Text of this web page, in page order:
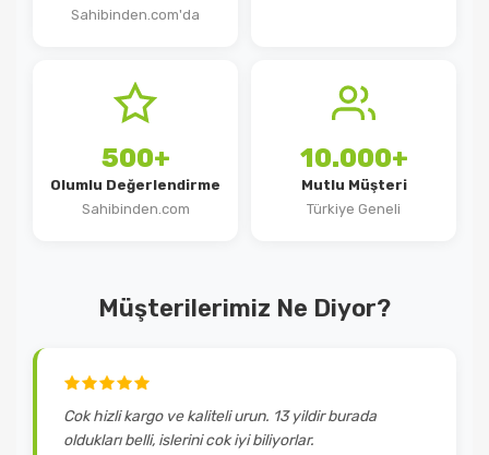
Sahibinden.com'da
500+
Olumlu Değerlendirme
Sahibinden.com
10.000+
Mutlu Müşteri
Türkiye Geneli
Müşterilerimiz Ne Diyor?
Cok hizli kargo ve kaliteli urun. 13 yildir burada
oldukları belli, islerini cok iyi biliyorlar.